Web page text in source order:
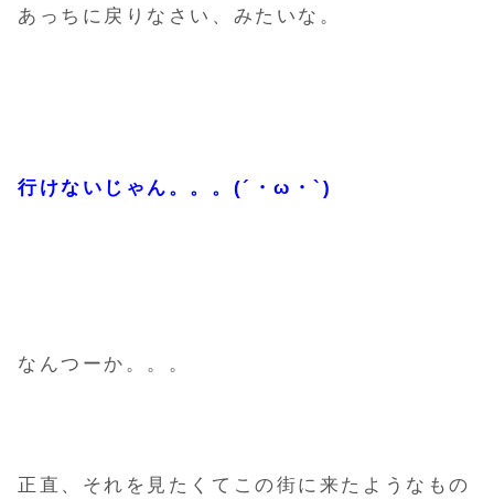
あっちに戻りなさい、みたいな。
行けないじゃん。。。(´・ω・`)
なんつーか。。。
正直、それを見たくてこの街に来たようなもの